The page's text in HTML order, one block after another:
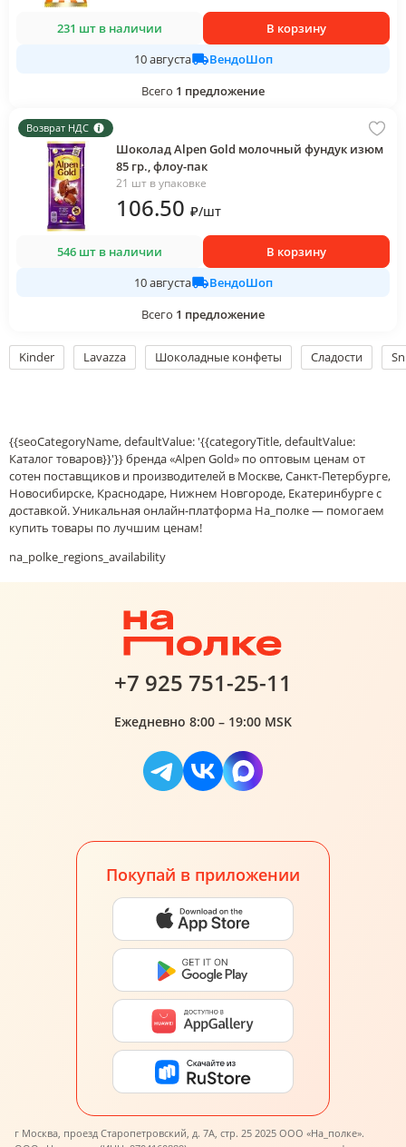
231 шт в наличии
В корзину
10 августа
ВендоШоп
Всего 1 предложение
Возврат НДС
Шоколад Alpen Gold молочный фундук изюм
85 гр., флоу-пак
21 шт в упаковке
106.50 ₽/шт
546 шт в наличии
В корзину
10 августа
ВендоШоп
Всего 1 предложение
Kinder Lavazza Шоколадные конфеты Сладости
{{seoCategoryName, defaultValue: '{{categoryTitle, defaultValue:
Каталог товаров}}'}} бренда «Alpen Gold» по оптовым ценам от
сотен поставщиков и производителей в Москве, Санкт-Петербурге,
Новосибирске, Краснодаре, Нижнем Новгороде, Екатеринбурге с
доставкой. Уникальная онлайн-платформа На_полке — помогаем
купить товары по лучшим ценам!
na_polke_regions_availability
+7 925 751-25-11
Ежедневно 8:00 – 19:00 MSK
Покупай в приложении
г Москва, проезд Старопетровский, д. 7А, стр. 25 2025 ООО «На_полке».